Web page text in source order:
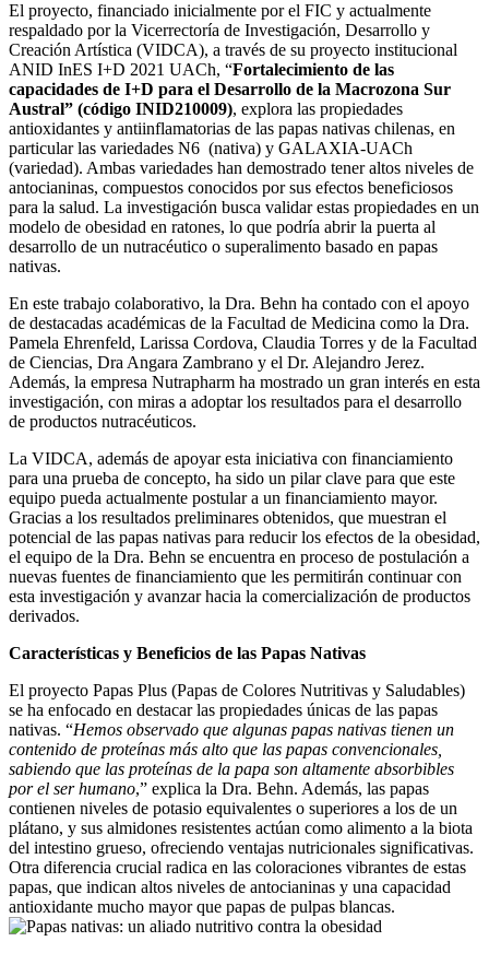
El proyecto, financiado inicialmente por el FIC y actualmente
respaldado por la Vicerrectoría de Investigación, Desarrollo y
Creación Artística (VIDCA), a través de su proyecto institucional
ANID InES I+D 2021 UACh, “Fortalecimiento de las
capacidades de I+D para el Desarrollo de la Macrozona Sur
Austral” (código INID210009), explora las propiedades
antioxidantes y antiinflamatorias de las papas nativas chilenas, en
particular las variedades N6 (nativa) y GALAXIA-UACh
(variedad). Ambas variedades han demostrado tener altos niveles de
antocianinas, compuestos conocidos por sus efectos beneficiosos
para la salud. La investigación busca validar estas propiedades en un
modelo de obesidad en ratones, lo que podría abrir la puerta al
desarrollo de un nutracéutico o superalimento basado en papas
nativas.
En este trabajo colaborativo, la Dra. Behn ha contado con el apoyo
de destacadas académicas de la Facultad de Medicina como la Dra.
Pamela Ehrenfeld, Larissa Cordova, Claudia Torres y de la Facultad
de Ciencias, Dra Angara Zambrano y el Dr. Alejandro Jerez.
Además, la empresa Nutrapharm ha mostrado un gran interés en esta
investigación, con miras a adoptar los resultados para el desarrollo
de productos nutracéuticos.
La VIDCA, además de apoyar esta iniciativa con financiamiento
para una prueba de concepto, ha sido un pilar clave para que este
equipo pueda actualmente postular a un financiamiento mayor.
Gracias a los resultados preliminares obtenidos, que muestran el
potencial de las papas nativas para reducir los efectos de la obesidad,
el equipo de la Dra. Behn se encuentra en proceso de postulación a
nuevas fuentes de financiamiento que les permitirán continuar con
esta investigación y avanzar hacia la comercialización de productos
derivados.
Características y Beneficios de las Papas Nativas
El proyecto Papas Plus (Papas de Colores Nutritivas y Saludables)
se ha enfocado en destacar las propiedades únicas de las papas
nativas. “Hemos observado que algunas papas nativas tienen un
contenido de proteínas más alto que las papas convencionales,
sabiendo que las proteínas de la papa son altamente absorbibles
por el ser humano,” explica la Dra. Behn. Además, las papas
contienen niveles de potasio equivalentes o superiores a los de un
plátano, y sus almidones resistentes actúan como alimento a la biota
del intestino grueso, ofreciendo ventajas nutricionales significativas.
Otra diferencia crucial radica en las coloraciones vibrantes de estas
papas, que indican altos niveles de antocianinas y una capacidad
antioxidante mucho mayor que papas de pulpas blancas.